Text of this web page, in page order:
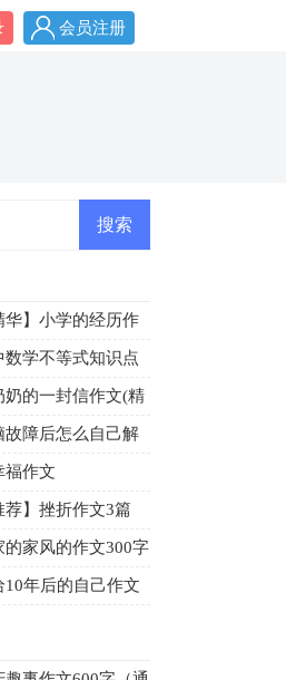
会员注册
华】小学的经历作
字四篇
数学不等式知识点
」
奶的一封信作文(精
)
故障后怎么自己解
福作文
荐】挫折作文3篇
的家风的作文300字
篇
10年后的自己作文